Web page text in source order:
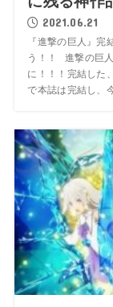
2021.06.21
『進撃の巨人』
う！！ 進撃の巨
に！！！完結した
で本誌は完結し、